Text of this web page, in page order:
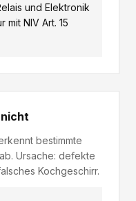
und Elektronik
NIV Art. 15
bestimmte
Ursache: defekte
Kochgeschirr.